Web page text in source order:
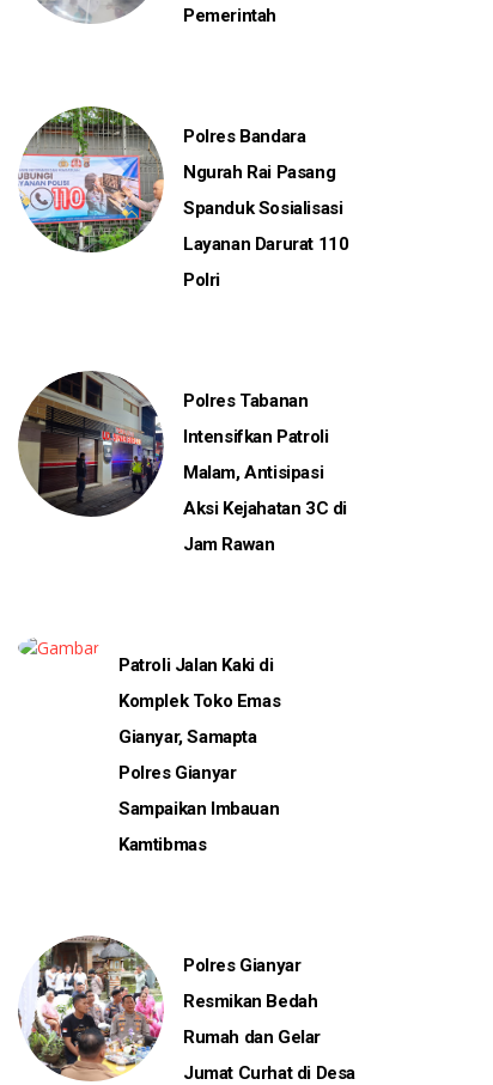
Pemerintah
Polres Bandara
Ngurah Rai Pasang
Spanduk Sosialisasi
Layanan Darurat 110
Polri
Polres Tabanan
Intensifkan Patroli
Malam, Antisipasi
Aksi Kejahatan 3C di
Jam Rawan
Patroli Jalan Kaki di
Komplek Toko Emas
Gianyar, Samapta
Polres Gianyar
Sampaikan Imbauan
Kamtibmas
Polres Gianyar
Resmikan Bedah
Rumah dan Gelar
Jumat Curhat di Desa